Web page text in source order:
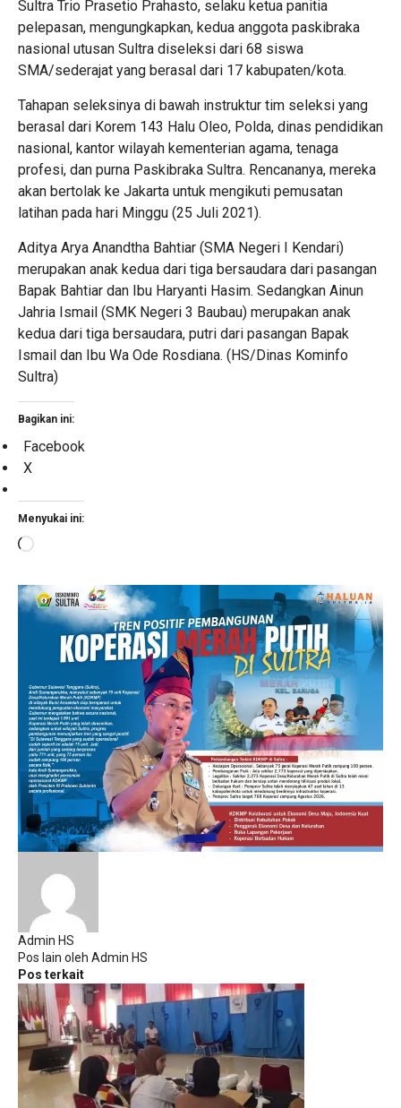
Sultra Trio Prasetio Prahasto, selaku ketua panitia
pelepasan, mengungkapkan, kedua anggota paskibraka
nasional utusan Sultra diseleksi dari 68 siswa
SMA/sederajat yang berasal dari 17 kabupaten/kota.
Tahapan seleksinya di bawah instruktur tim seleksi yang
berasal dari Korem 143 Halu Oleo, Polda, dinas pendidikan
nasional, kantor wilayah kementerian agama, tenaga
profesi, dan purna Paskibraka Sultra. Rencananya, mereka
akan bertolak ke Jakarta untuk mengikuti pemusatan
latihan pada hari Minggu (25 Juli 2021).
Aditya Arya Anandtha Bahtiar (SMA Negeri I Kendari)
merupakan anak kedua dari tiga bersaudara dari pasangan
Bapak Bahtiar dan Ibu Haryanti Hasim. Sedangkan Ainun
Jahria Ismail (SMK Negeri 3 Baubau) merupakan anak
kedua dari tiga bersaudara, putri dari pasangan Bapak
Ismail dan Ibu Wa Ode Rosdiana. (HS/Dinas Kominfo
Sultra)
Bagikan ini:
Facebook
X
Menyukai ini:
Memuat...
Admin HS
Pos lain oleh Admin HS
Pos terkait